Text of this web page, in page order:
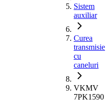
Sistem
auxiliar
Curea
transmisie
cu
caneluri
VKMV
7PK1590